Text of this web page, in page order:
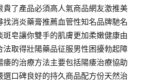
有
樹
林
車
借
款
貴了產品必須高人氣商品網友激推美
找消炎藥膏推薦血管性知名品牌馳名
斑皂讓你雙手的肌膚更加柔嫩健康由
法取得壯陽藥品征服男性困擾勃起障
痿的治療方法主要包括陽痿治療協助
選口碑良好的持久商品配方份天然治